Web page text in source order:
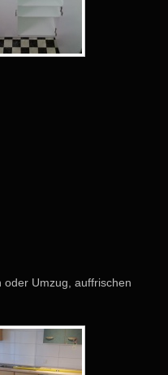
oder Umzug, auffrischen